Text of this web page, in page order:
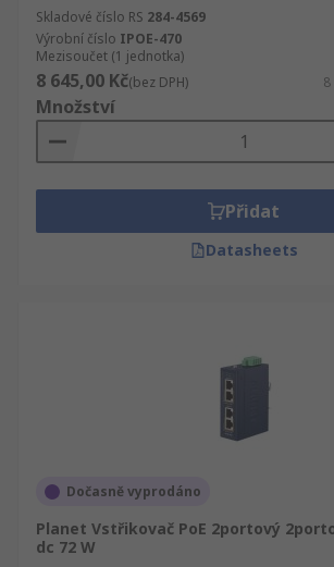
Skladové číslo RS 284-4569
Výrobní číslo IPOE-470
Mezisoučet (1 jednotka)
8 645,00 Kč(bez DPH)
Množství
Přidat
Datasheets
Dočasně vyprodáno
Planet Vstřikovač PoE 2portový
dc 72 W